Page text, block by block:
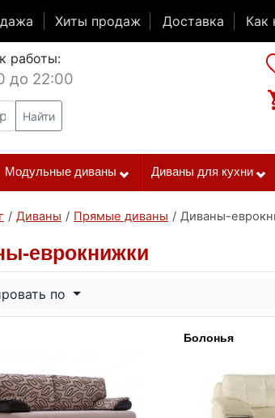
Хиты продаж Доставка Как
работы:
до 22:00
Найти
Модульные диваны Диваны для кухни
/ Диваны / Прямые диваны / Диваны-
еврокнижки
по
Болонья